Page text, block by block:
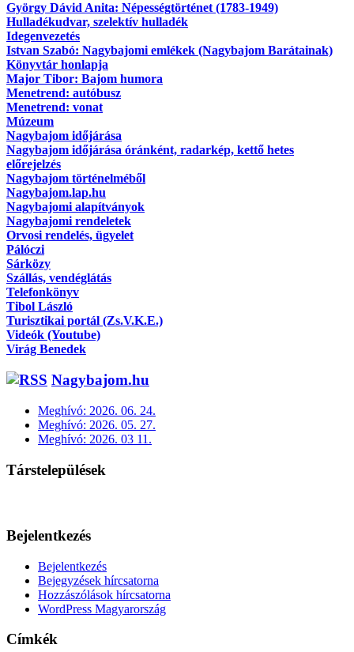
György Dávid Anita: Népességtörténet (1783-1949)
Hulladékudvar, szelektív hulladék
Idegenvezetés
Istvan Szabó: Nagybajomi emlékek (Nagybajom Barátainak)
Könyvtár honlapja
Major Tibor: Bajom humora
Menetrend: autóbusz
Menetrend: vonat
Múzeum
Nagybajom időjárása
Nagybajom időjárása óránként, radarkép, kettő hetes
előrejelzés
Nagybajom történelméből
Nagybajom.lap.hu
Nagybajomi alapítványok
Nagybajomi rendeletek
Orvosi rendelés, ügyelet
Pálóczi
Sárközy
Szállás, vendéglátás
Telefonkönyv
Tibol László
Turisztikai portál (Zs.V.K.E.)
Videók (Youtube)
Virág Benedek
Nagybajom.hu
Meghívó: 2026. 06. 24.
Meghívó: 2026. 05. 27.
Meghívó: 2026. 03 11.
Társtelepülések
Bejelentkezés
Bejelentkezés
Bejegyzések hírcsatorna
Hozzászólások hírcsatorna
WordPress Magyarország
Címkék